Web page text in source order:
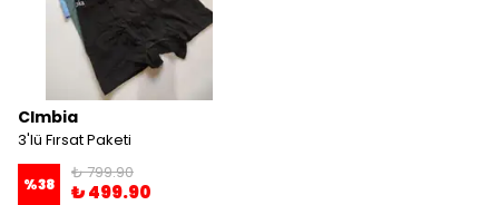
Clmbia
3'lü Fırsat Paketi
%38
₺ 799.90
₺ 499.90